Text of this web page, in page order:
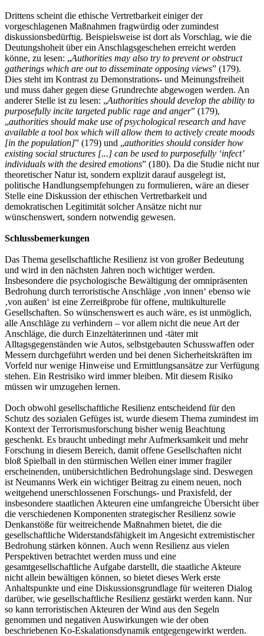
Drittens scheint die ethische Vertretbarkeit einiger der
vorgeschlagenen Maßnahmen fragwürdig oder zumindest
diskussionsbedürftig. Beispielsweise ist dort als Vorschlag, wie die
Deutungshoheit über ein Anschlagsgeschehen erreicht werden
könne, zu lesen: „Authorities may also try to prevent or obstruct
gatherings which are out to disseminate opposing views” (179).
Dies steht im Kontrast zu Demonstrations- und Meinungsfreiheit
und muss daher gegen diese Grundrechte abgewogen werden. An
anderer Stelle ist zu lesen: „Authorities should develop the ability to
purposefully incite targeted public rage and anger” (179),
„authorities should make use of psychological research and have
available a tool box which will allow them to actively create moods
[in the population]” (179) und „authorities should consider how
existing social structures [...] can be used to purposefully ‘infect’
individuals with the desired emotions” (180). Da die Studie nicht nur
theoretischer Natur ist, sondern explizit darauf ausgelegt ist,
politische Handlungsempfehungen zu formulieren, wäre an dieser
Stelle eine Diskussion der ethischen Vertretbarkeit und
demokratischen Legitimität solcher Ansätze nicht nur
wünschenswert, sondern notwendig gewesen.
Schlussbemerkungen
Das Thema gesellschaftliche Resilienz ist von großer Bedeutung
und wird in den nächsten Jahren noch wichtiger werden.
Insbesondere die psychologische Bewältigung der omnipräsenten
Bedrohung durch terroristische Anschläge ‚von innen‘ ebenso wie
‚von außen‘ ist eine Zerreißprobe für offene, multikulturelle
Gesellschaften. So wünschenswert es auch wäre, es ist unmöglich,
alle Anschläge zu verhindern – vor allem nicht die neue Art der
Anschläge, die durch Einzeltäterinnen und -täter mit
Alltagsgegenständen wie Autos, selbstgebauten Schusswaffen oder
Messern durchgeführt werden und bei denen Sicherheitskräften im
Vorfeld nur wenige Hinweise und Ermittlungsansätze zur Verfügung
stehen. Ein Restrisiko wird immer bleiben. Mit diesem Risiko
müssen wir umzugehen lernen.
Doch obwohl gesellschaftliche Resilienz entscheidend für den
Schutz des sozialen Gefüges ist, wurde diesem Thema zumindest im
Kontext der Terrorismusforschung bisher wenig Beachtung
geschenkt. Es braucht unbedingt mehr Aufmerksamkeit und mehr
Forschung in diesem Bereich, damit offene Gesellschaften nicht
bloß Spielball in den stürmischen Wellen einer immer fragiler
erscheinenden, unübersichtlichen Bedrohungslage sind. Deswegen
ist Neumanns Werk ein wichtiger Beitrag zu einem neuen, noch
weitgehend unerschlossenen Forschungs- und Praxisfeld, der
insbesondere staatlichen Akteuren eine umfangreiche Übersicht über
die verschiedenen Komponenten strategischer Resilienz sowie
Denkanstöße für weitreichende Maßnahmen bietet, die die
gesellschaftliche Widerstandsfähigkeit im Angesicht extremistischer
Bedrohung stärken können. Auch wenn Resilienz aus vielen
Perspektiven betrachtet werden muss und eine
gesamtgesellschaftliche Aufgabe darstellt, die staatliche Akteure
nicht allein bewältigen können, so bietet dieses Werk erste
Anhaltspunkte und eine Diskussionsgrundlage für weiteren Dialog
darüber, wie gesellschaftliche Resilienz gestärkt werden kann. Nur
so kann terroristischen Akteuren der Wind aus den Segeln
genommen und negativen Auswirkungen wie der oben
beschriebenen Ko-Eskalationsdynamik entgegengewirkt werden.